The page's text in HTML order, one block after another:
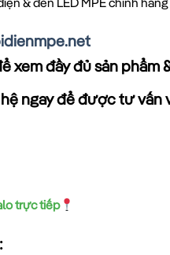
xem đầy đủ sản phẩm
ngay để được tư vấn
trực tiếp